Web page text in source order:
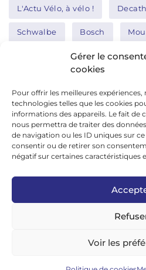
Gérer le
cookies
Pour offrir les meilleures expériences,
technologies telles que les cookies
informations des appareils. Le fait de
nous permettra de traiter des
de navigation ou les ID uniques sur
consentir ou de retirer son
négatif sur certaines caractéristiques
Voir les
L'Actu Vélo, à vélo !
Schwalbe Bosch
Thule
Réseaux sociaux
google news
facebook
twitter